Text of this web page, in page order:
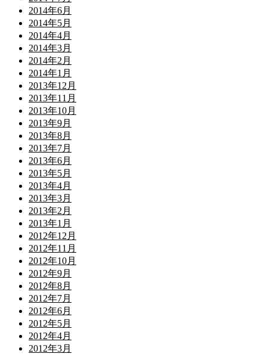
2014年6月
2014年5月
2014年4月
2014年3月
2014年2月
2014年1月
2013年12月
2013年11月
2013年10月
2013年9月
2013年8月
2013年7月
2013年6月
2013年5月
2013年4月
2013年3月
2013年2月
2013年1月
2012年12月
2012年11月
2012年10月
2012年9月
2012年8月
2012年7月
2012年6月
2012年5月
2012年4月
2012年3月